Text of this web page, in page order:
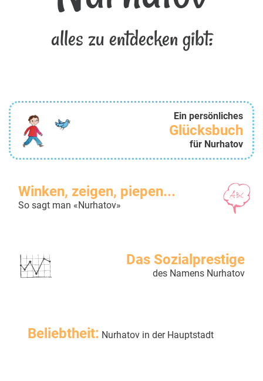
alles zu entdecken gibt:
Ein persönliches
Glücksbuch
für Nurhatov
Winken, zeigen, piepen...
So sagt man «Nurhatov»
Das Sozialprestige
des Namens Nurhatov
Beliebtheit: Nurhatov in der Hauptstadt